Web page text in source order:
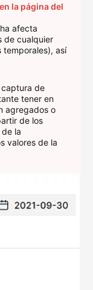
la página del
afecta
de cualquier
temporales), así
captura de
tener en
agregados o
de los
la
valores de la